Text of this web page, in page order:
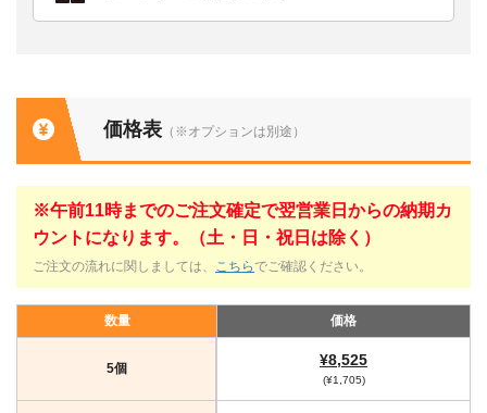
価格表 （※オプションは別途）
※午前11時までのご注文確定で翌営業日からの納期カ
ウントになります。（土・日・祝日は除く）
ご注文の流れに関しましては、 こちら でご確認ください。
数量 価格
5個 ¥8,525
(¥1,705)